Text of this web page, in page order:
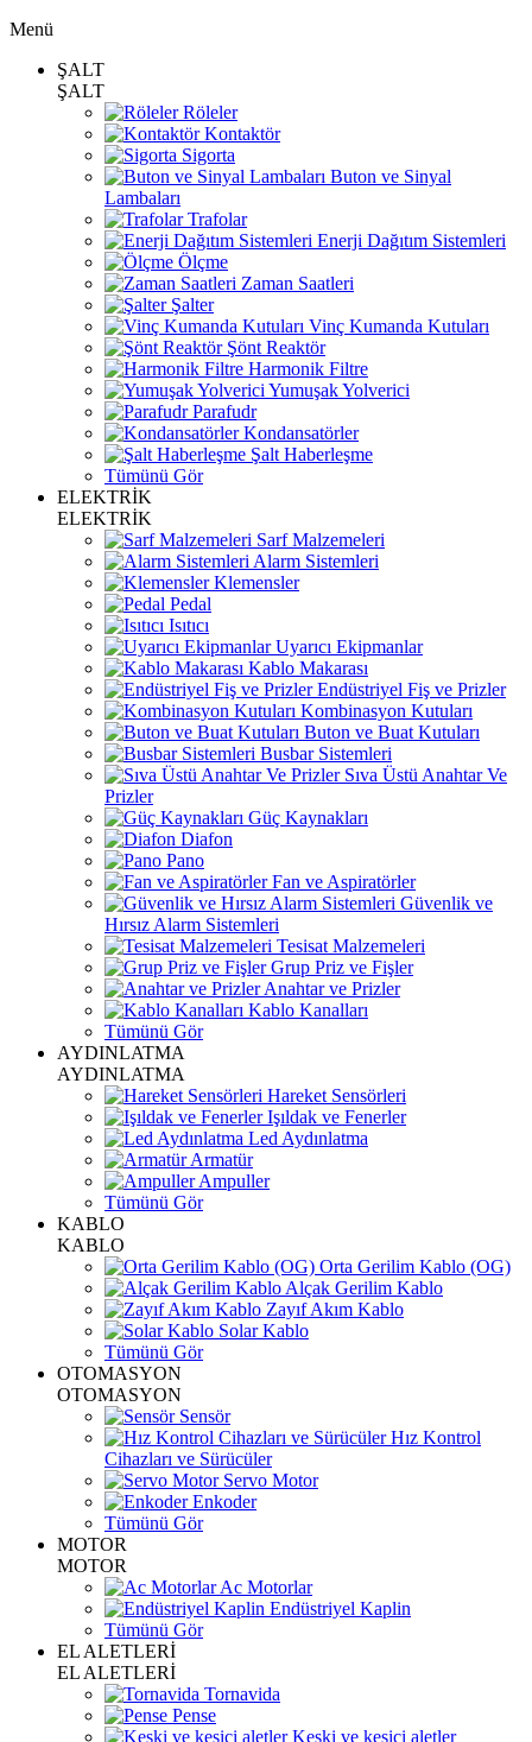
Menü
ŞALT
ŞALT
Röleler
Kontaktör
Sigorta
Buton ve Sinyal
Lambaları
Trafolar
Enerji Dağıtım Sistemleri
Ölçme
Zaman Saatleri
Şalter
Vinç Kumanda Kutuları
Şönt Reaktör
Harmonik Filtre
Yumuşak Yolverici
Parafudr
Kondansatörler
Şalt Haberleşme
Tümünü Gör
ELEKTRİK
ELEKTRİK
Sarf Malzemeleri
Alarm Sistemleri
Klemensler
Pedal
Isıtıcı
Uyarıcı Ekipmanlar
Kablo Makarası
Endüstriyel Fiş ve Prizler
Kombinasyon Kutuları
Buton ve Buat Kutuları
Busbar Sistemleri
Sıva Üstü Anahtar Ve
Prizler
Güç Kaynakları
Diafon
Pano
Fan ve Aspiratörler
Güvenlik ve
Hırsız Alarm Sistemleri
Tesisat Malzemeleri
Grup Priz ve Fişler
Anahtar ve Prizler
Kablo Kanalları
Tümünü Gör
AYDINLATMA
AYDINLATMA
Hareket Sensörleri
Işıldak ve Fenerler
Led Aydınlatma
Armatür
Ampuller
Tümünü Gör
KABLO
KABLO
Orta Gerilim Kablo (OG)
Alçak Gerilim Kablo
Zayıf Akım Kablo
Solar Kablo
Tümünü Gör
OTOMASYON
OTOMASYON
Sensör
Hız Kontrol
Cihazları ve Sürücüler
Servo Motor
Enkoder
Tümünü Gör
MOTOR
MOTOR
Ac Motorlar
Endüstriyel Kaplin
Tümünü Gör
EL ALETLERİ
EL ALETLERİ
Tornavida
Pense
Keski ve kesici aletler